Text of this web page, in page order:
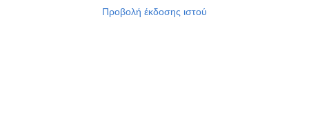
Προβολή έκδοσης ιστού